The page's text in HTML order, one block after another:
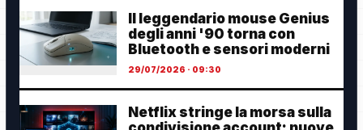
Il leggendario mouse Genius
degli anni '90 torna con
Bluetooth e sensori moderni
29/07/2026 · 09:30
Netflix stringe la morsa sulla